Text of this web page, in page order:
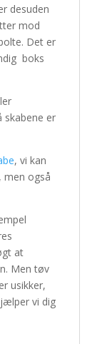
desuden
mod
Det er
boks
skabene er
, vi kan
men også
at
Men tøv
usikker,
vi dig